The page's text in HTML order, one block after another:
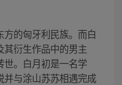
的匈牙利民族。而白
其衍生作品中的男主
世。白月初是一名学
并与涂山苏苏相遇完成